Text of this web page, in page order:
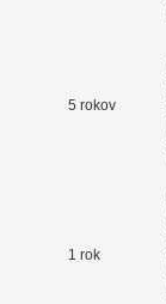
5 rokov
1 rok